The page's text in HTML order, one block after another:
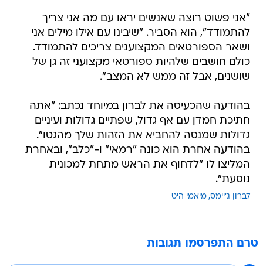
"אני פשוט רוצה שאנשים יראו עם מה אני צריך
להתמודד", הוא הסביר. "שיבינו עם אילו מילים אני
ושאר הספורטאים המקצוענים צריכים להתמודד.
כולם חושבים שלהיות ספורטאי מקצועני זה גן של
שושנים, אבל זה ממש לא המצב".
בהודעה שהכעיסה את לברון במיוחד נכתב: "אתה
חתיכת חמדן עם אף גדול, שפתיים גדולות ועיניים
גדולות שמנסה להחביא את הזהות שלך מהגטו".
בהודעה אחרת הוא כונה "רמאי" ו-"כלב", ובאחרת
המליצו לו "לדחוף את הראש מתחת למכונית
נוסעת".
לברון ג'יימס מיאמי היט
טרם התפרסמו תגובות